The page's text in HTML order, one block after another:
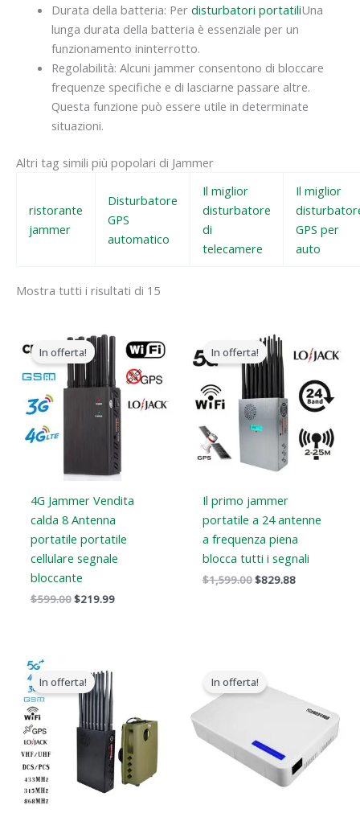
Durata della batteria: Per disturbatori portatiliUna
lunga durata della batteria è essenziale per un
funzionamento ininterrotto.
Regolabilità: Alcuni jammer consentono di bloccare
frequenze specifiche e di lasciarne passare altre.
Questa funzione può essere utile in determinate
situazioni.
Altri tag simili più popolari di Jammer
ristorante
jammer
Disturbatore
GPS
automatico
Il miglior
disturbatore
di
telecamere
Il miglior
GPS per
auto
Mostra tutti i risultati di 15
In offerta!
4G Jammer Vendita
calda 8 Antenna
portatile portatile
cellulare segnale
bloccante
$599.00
prezzo
originale
era:
$599.00.
$219.99
prezzo
attuale
$219.99.
In offerta!
Il primo jammer
portatile a 24 antenne
a frequenza piena
blocca tutti i segnali
$1,599.00
prezzo
originale
era:
$1,599.00.
$829.88
prezzo
attuale
$829.88.
In offerta!
prezzo
originale
era:
$1,539.00.$839.99.
In offerta!originale
$369.69.